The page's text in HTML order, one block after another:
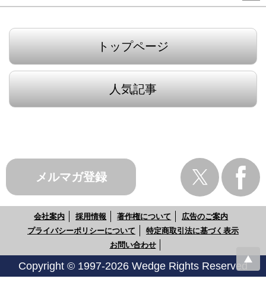
トップページ
人気記事
メルマガ登録
会社案内 採用情報 著作権について
広告のご案内
プライバシーポリシーについて
特定商取引法に基づく表示
お問い合わせ
Copyright © 1997-2026 Wedge Rights Reserved